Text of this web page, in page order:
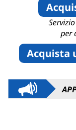
per
Acquista